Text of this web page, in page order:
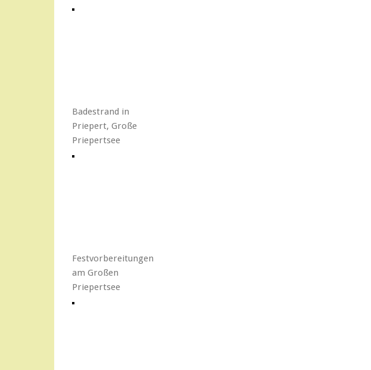
Badestrand in
Priepert, Große
Priepertsee
Festvorbereitungen
am Großen
Priepertsee